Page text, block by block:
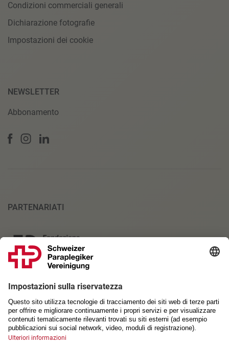
Condizioni commerciali generali
Dichiarazione fotografie
Impostazioni dei cookie
NEWSLETTER
Abbonamento
PARTENARIATI